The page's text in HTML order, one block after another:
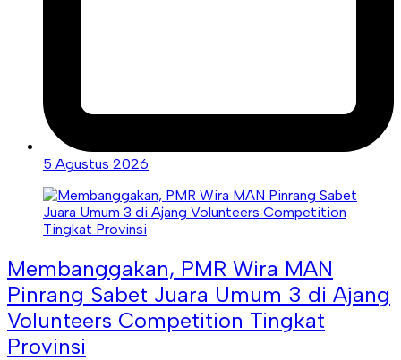
5 Agustus 2026
Membanggakan, PMR Wira MAN
Pinrang Sabet Juara Umum 3 di Ajang
Volunteers Competition Tingkat
Provinsi